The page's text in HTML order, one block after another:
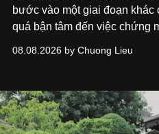
bước vào một giai đoạn khác
quá bận tâm đến việc chứng
phim điện ảnh trong nửa đầu
bằng một tâm thế điềm tĩnh
dồi và chờ đợi những vai
những vùng đất mới. Ở tuổi
08.08.2026 by Chuong Lieu